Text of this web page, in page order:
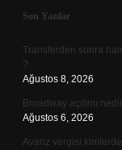
Sidebar
Son Yazılar
Transferden sonra
?
Ağustos 8, 2026
Broadway açılımı
Ağustos 6, 2026
Avarız vergisi